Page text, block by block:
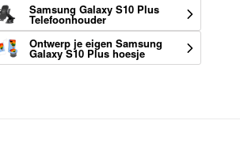
Samsung Galaxy S10 Plus
Telefoonhouder
Ontwerp je eigen Samsung
Galaxy S10 Plus hoesje